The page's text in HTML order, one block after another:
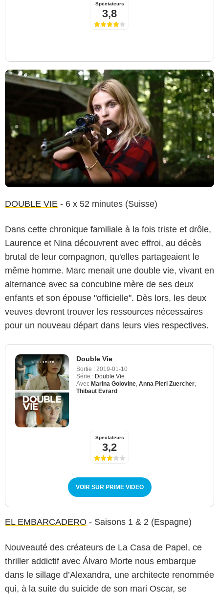
Spectateurs
3,8
DOUBLE VIE - 6 x 52 minutes (Suisse)
Dans cette chronique familiale à la fois triste et drôle,
Laurence et Nina découvrent avec effroi, au décès
brutal de leur compagnon, qu'elles partageaient le
même homme. Marc menait une double vie, vivant en
alternance avec sa concubine mère de ses deux
enfants et son épouse "officielle". Dès lors, les deux
veuves devront trouver les ressources nécessaires
pour un nouveau départ dans leurs vies respectives.
Double Vie
Sortie : 2019-01-10
Série : Double Vie
Avec Marina Golovine, Anna Pieri Zuercher,
Thibaut Evrard
Spectateurs
3,2
VOIR SUR PRIME VIDEO
EL EMBARCADERO - Saisons 1 & 2 (Espagne)
Nouveauté des créateurs de La Casa de Papel, ce
thriller addictif avec Álvaro Morte nous embarque
dans le sillage d’Alexandra, une architecte renommée
qui, à la suite du suicide de son mari Oscar, se